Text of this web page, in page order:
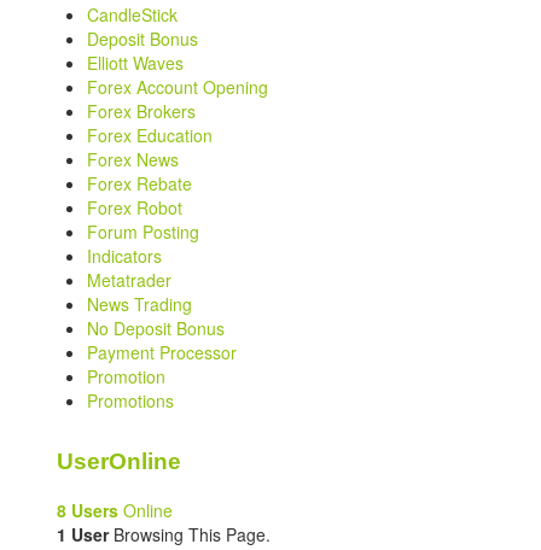
CandleStick
Deposit Bonus
Elliott Waves
Forex Account Opening
Forex Brokers
Forex Education
Forex News
Forex Rebate
Forex Robot
Forum Posting
Indicators
Metatrader
News Trading
No Deposit Bonus
Payment Processor
Promotion
Promotions
UserOnline
8 Users Online
1 UserBrowsing This Page.